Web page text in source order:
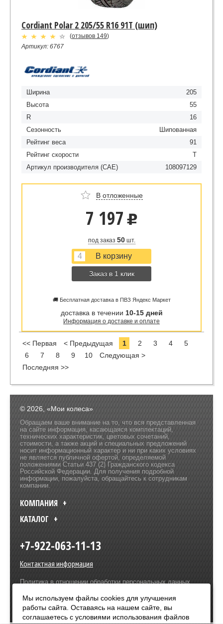
Cordiant Polar 2 205/55 R16 91T (шип)
(отзывов 149)
Артикул: 6767
Ширина
205
Высота
55
R
16
Сезонность
Шипованная
Рейтинг веса
91
Рейтинг скорости
T
Артикул производителя (CAE)
108097129
В отложенные
7 197 u
под заказ 50шт.
Заказ в 1 клик
🚚 Бесплатная доставка в ПВЗ Яндекс Маркет
доставка в течении 10-15 дней
Информация о доставке и оплате
<< Первая < Предыдущая 1 2 3 4
5
6
7 8 9 10
Следующая >
Последняя >>
© 2026, «Мои колеса»
Обращаем ваше внимание на то, что вся представленная
на сайте информация, касающаяся комплектаций,
технических характеристик, цветовых сочетаний,
стоимости, а также акций и специальных предложений
носит информационный характер и ни при каких условиях
не является публичной офертой, определяемой
положениями Статьи 437 (2) Гражданского кодекса
Российской Федерации. Для получения подробной
информации, пожалуйста, обращайтесь к сотрудникам
компании.
КОМПАНИЯ
Оплата:
КАТАЛОГ
+7-922-063-11-13
Контактная информация
Политика в отношении обработки персональных данных
Мы используем файлы cookies для улучшения
работы сайта. Оставаясь на нашем сайте, вы
соглашаетесь с условиями использования файлов